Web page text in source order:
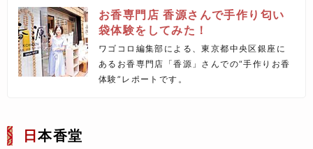
お香専門店 香源さんで手作り匂い
袋体験をしてみた！
ワゴコロ編集部による、東京都中央区銀座に
あるお香専門店「香源」さんでの“手作りお香
体験”レポートです。
日本香堂